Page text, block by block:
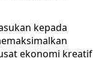
kepada
ekonomi kreatif